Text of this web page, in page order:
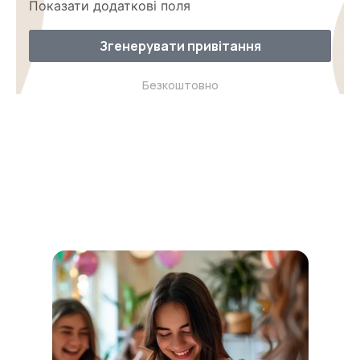
Показати додаткові поля
Згенерувати привітання
Безкоштовно